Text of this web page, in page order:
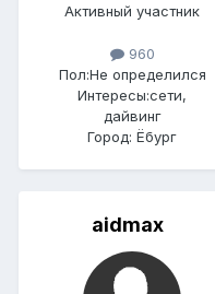
Активный участник
960
Пол:Не определился
Интересы:сети,
дайвинг
Город: Ёбург
aidmax